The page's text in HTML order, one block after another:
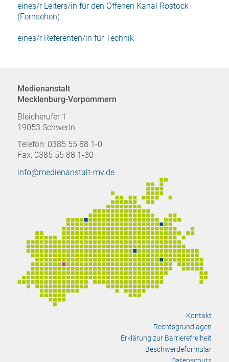
eines/r Leiters/in für den Offenen Kanal Rostock
(Fernsehen)
eines/r Referenten/in für Technik
Medienanstalt
Mecklenburg-Vorpommern
Bleicherufer 1
19053 Schwerin
Telefon: 0385 55 88 1-0
Fax: 0385 55 88 1-30
info@medienanstalt-mv.de
Kontakt
Rechtsgrundlagen
Erklärung zur Barrierefreiheit
Beschwerdeformular